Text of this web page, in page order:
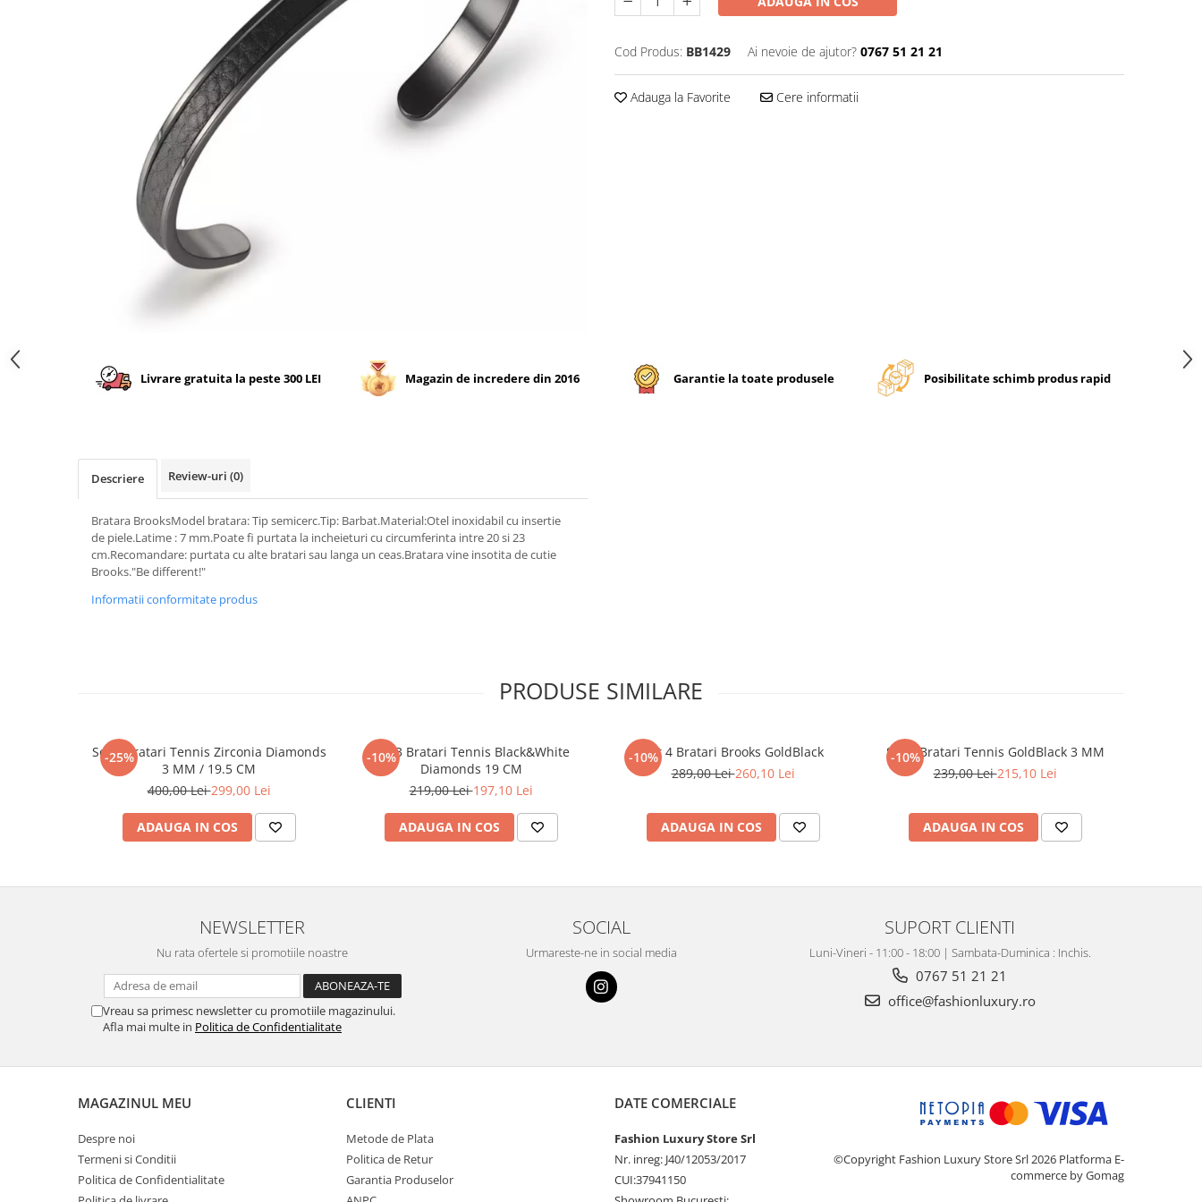
Cod Produs: BB1429 Ai nevoie de ajutor? 0767 51 21 21
Adauga la Favorite Cere informatii
Livrare gratuita la peste 300 LEI Magazin de incredere din 2016 Garantie la toate produsele Posibilitate schimb produs rapid
Descriere Review-uri (0)
Bratara BrooksModel bratara: Tip semicerc.Tip: Barbat.Material:Otel inoxidabil cu insertie
de piele.Latime : 7 mm.Poate fi purtata la incheieturi cu circumferinta intre 20 si 23
cm.Recomandare: purtata cu alte bratari sau langa un ceas.Bratara vine insotita de cutie
Brooks."Be different!"
Informatii conformitate produs
PRODUSE SIMILARE
-25%
Set 5 Bratari Tennis Zirconia Diamonds
3 MM / 19.5 CM
400,00 Lei299,00 Lei
ADAUGA IN COS
-10%
Set 3 Bratari Tennis Black&White
Diamonds 19 CM
219,00 Lei197,10 Lei
ADAUGA IN COS
-10%Set 4 Bratari Brooks GoldBlack
289,00 Lei260,10 Lei
ADAUGA IN COS
-10%
Set 3 Bratari Tennis GoldBlack 3 MM
239,00 Lei215,10 Lei
ADAUGA IN COS
NEWSLETTER
Nu rata ofertele si promotiile noastre
Vreau sa primesc newsletter cu promotiile magazinului.
Afla mai multe in Politica de Confidentialitate
SOCIAL
Urmareste-ne in social media
SUPORT CLIENTI
Luni-Vineri - 11:00 - 18:00 | Sambata-Duminica : Inchis.
0767 51 21 21
office@fashionluxury.ro
MAGAZINUL MEU
Despre noi
Termeni si Conditii
Politica de Confidentialitate
CLIENTI
Metode de Plata
Politica de Retur
Garantia Produselor
DATE COMERCIALE
Fashion Luxury Store Srl
Nr. inreg: J40/12053/2017
CUI:37941150
©Copyright Fashion Luxury Store Srl 2026 Platforma E-
commerce by Gomag